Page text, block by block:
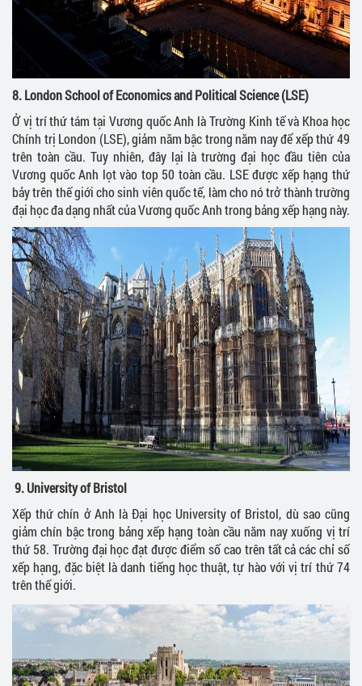
8.London School of Economics and Political Science (LSE)
Ở vị trí thứ tám tại Vương quốc Anh là Trường Kinh tế và Khoa học
Chính trị London (LSE), giảm năm bậc trong năm nay để xếp thứ 49
trên toàn cầu. Tuy nhiên, đây lại là trường đại học đầu tiên của
Vương quốc Anh lọt vào top 50 toàn cầu. LSE được xếp hạng thứ
bảy trên thế giới cho sinh viên quốc tế, làm cho nó trở thành trường
đại học đa dạng nhất của Vương quốc Anh trong bảng xếp hạng này.
9.University of Bristol
Xếp thứ chín ở Anh là Đại học University of Bristol, dù sao cũng
giảm chín bậc trong bảng xếp hạng toàn cầu năm nay xuống vị trí
thứ 58. Trường đại học đạt được điểm số cao trên tất cả các chỉ số
xếp hạng, đặc biệt là danh tiếng học thuật, tự hào với vị trí thứ 74
trên thế giới.